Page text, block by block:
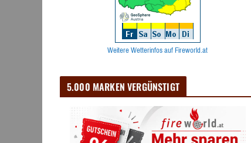
Weitere Wetterinfos auf Fireworld.at
5.000 MARKEN VERGÜNSTIGT